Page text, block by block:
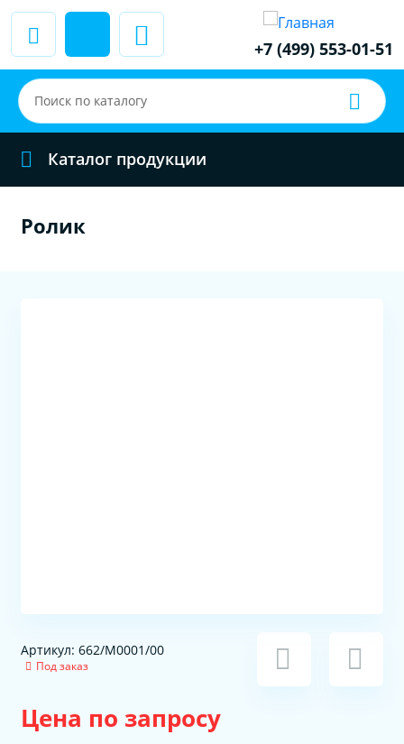
+7 (499) 553-01-51
Каталог продукции
Ролик
Артикул: 662/M0001/00
Под заказ
Цена по запросу